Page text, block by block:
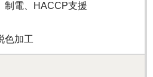
制電、HACCP支援
色加工